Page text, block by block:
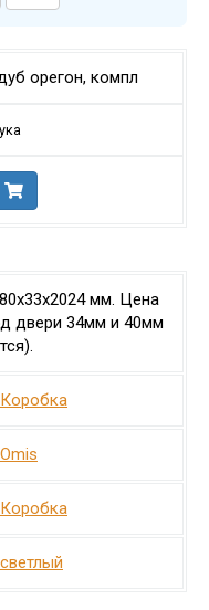
орегон, компл
мм. Цена
двери 34мм и 40мм
Коробка
Omis
Коробка
светлый